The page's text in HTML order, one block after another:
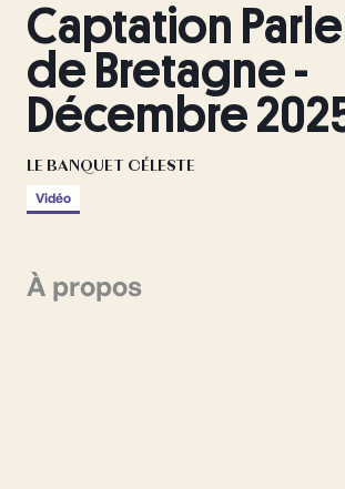
Captation
de Bretagne -
Décembre
LE BANQUET CÉLESTE
Vidéo
À propos